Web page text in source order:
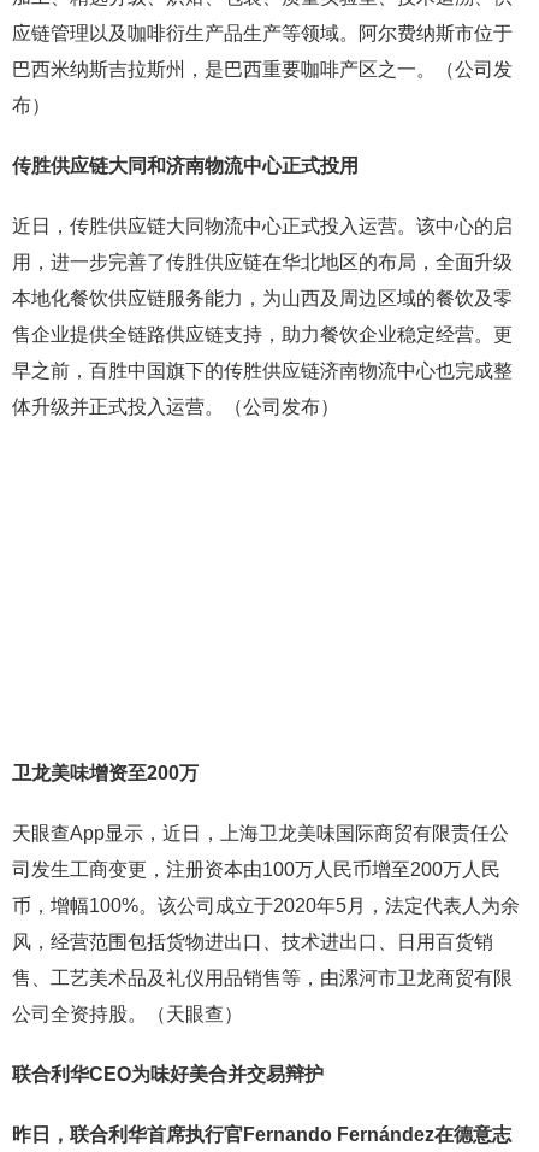
应链管理以及咖啡衍生产品生产等领域。阿尔费纳斯市位于
巴西米纳斯吉拉斯州，是巴西重要咖啡产区之一。（公司发
布）
传胜供应链大同和济南物流中心正式投用
近日，传胜供应链大同物流中心正式投入运营。该中心的启
用，进一步完善了传胜供应链在华北地区的布局，全面升级
本地化餐饮供应链服务能力，为山西及周边区域的餐饮及零
售企业提供全链路供应链支持，助力餐饮企业稳定经营。更
早之前，百胜中国旗下的传胜供应链济南物流中心也完成整
体升级并正式投入运营。（公司发布）
卫龙美味增资至200万
天眼查App显示，近日，上海卫龙美味国际商贸有限责任公
司发生工商变更，注册资本由100万人民币增至200万人民
币，增幅100%。该公司成立于2020年5月，法定代表人为余
风，经营范围包括货物进出口、技术进出口、日用百货销
售、工艺美术品及礼仪用品销售等，由漯河市卫龙商贸有限
公司全资持股。（天眼查）
联合利华CEO为味好美合并交易辩护
昨日，联合利华首席执行官Fernando Fernández在德意志